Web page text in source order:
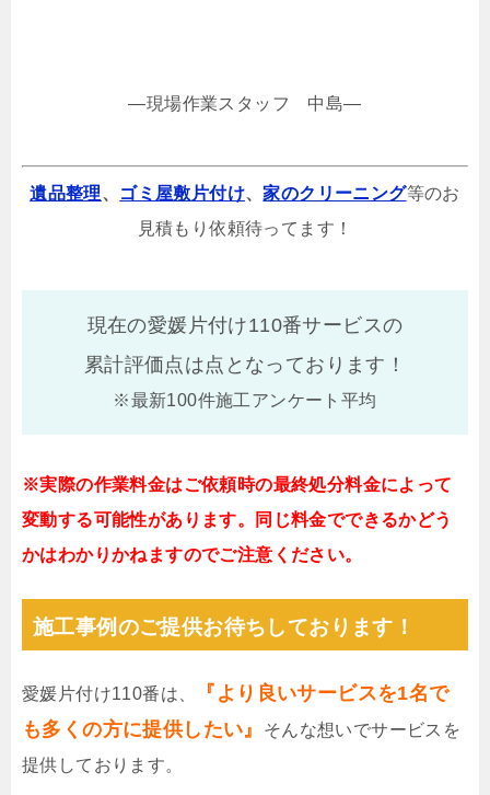
—現場作業スタッフ 中島—
遺品整理、 ゴミ屋敷片付け、家のクリーニング等のお
見積もり依頼待ってます！
現在の愛媛片付け110番サービスの
累計評価点は点となっております！
※最新100件施工アンケート平均
※実際の作業料金はご依頼時の最終処分料金によって
変動する可能性があります。同じ料金でできるかどう
かはわかりかねますのでご注意ください。
施工事例のご提供お待ちしております！
愛媛片付け110番は、
『より良いサービスを1名で
も多くの方に提供したい』
そんな想いでサービスを
提供しております。